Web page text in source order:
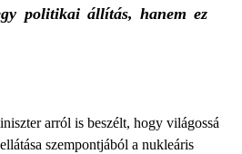
politikai állítás, hanem ez
arról is beszélt, hogy világossá
szempontjából a nukleáris